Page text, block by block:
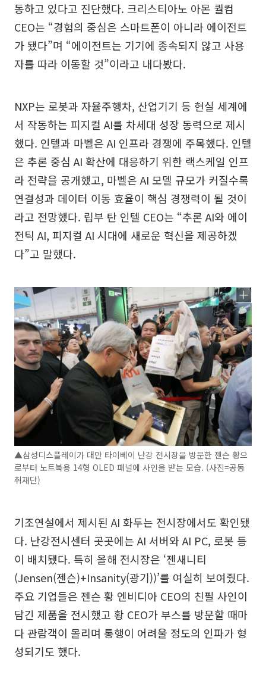
동하고 있다고 진단했다. 크리스티아노 아몬 퀄컴
CEO는 “경험의 중심은 스마트폰이 아니라 에이전트
가 됐다”며 “에이전트는 기기에 종속되지 않고 사용
자를 따라 이동할 것”이라고 내다봤다.
NXP는 로봇과 자율주행차, 산업기기 등 현실 세계에
서 작동하는 피지컬 AI를 차세대 성장 동력으로 제시
했다. 인텔과 마벨은 AI 인프라 경쟁에 주목했다. 인텔
은 추론 중심 AI 확산에 대응하기 위한 랙스케일 인프
라 전략을 공개했고, 마벨은 AI 모델 규모가 커질수록
연결성과 데이터 이동 효율이 핵심 경쟁력이 될 것이
라고 전망했다. 립부 탄 인텔 CEO는 “추론 AI와 에이
전틱 AI, 피지컬 AI 시대에 새로운 혁신을 제공하겠
다”고 말했다.
▲삼성디스플레이가 대만 타이베이 난강 전시장을 방문한 젠슨 황으
로부터 노트북용 14형 OLED 패널에 사인을 받는 모습. (사진=공동
취재단)
기조연설에서 제시된 AI 화두는 전시장에서도 확인됐
다. 난강전시센터 곳곳에는 AI 서버와 AI PC, 로봇 등
이 배치됐다. 특히 올해 전시장은 ‘젠새니티
(Jensen(젠슨)+Insanity(광기))’를 여실히 보여줬다.
주요 기업들은 젠슨 황 엔비디아 CEO의 친필 사인이
담긴 제품을 전시했고 황 CEO가 부스를 방문할 때마
다 관람객이 몰리며 통행이 어려울 정도의 인파가 형
성되기도 했다.